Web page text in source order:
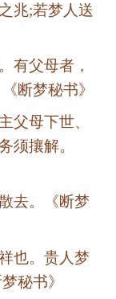
兆;若梦人送
有父母者，
断梦秘书》
父母下世、
须攘解。
去。《断梦
也。贵人梦
秘书》